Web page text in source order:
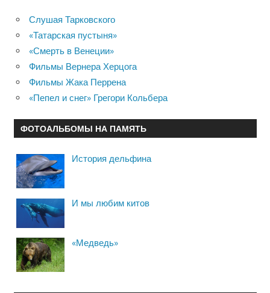
Слушая Тарковского
«Татарская пустыня»
«Смерть в Венеции»
Фильмы Вернера Херцога
Фильмы Жака Перрена
«Пепел и снег» Грегори Кольбера
ФОТОАЛЬБОМЫ НА ПАМЯТЬ
История дельфина
И мы любим китов
«Медведь»